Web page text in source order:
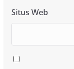
Situs Web